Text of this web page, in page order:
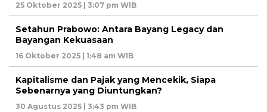
25 Oktober 2025 | 3:07 pm WIB
Setahun Prabowo: Antara Bayang Legacy dan
Bayangan Kekuasaan
16 Oktober 2025 | 1:48 am WIB
Kapitalisme dan Pajak yang Mencekik, Siapa
Sebenarnya yang Diuntungkan?
30 Agustus 2025 | 3:43 pm WIB